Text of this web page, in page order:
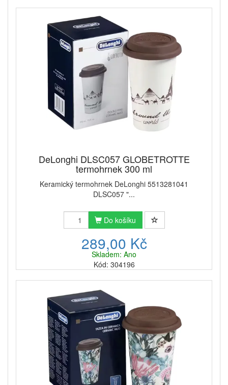
DeLonghi DLSC057 GLOBETROTTE
termohrnek 300 ml
Keramický termohrnek DeLonghi 5513281041
DLSC057 "...
Do košíku
289,00 Kč
Skladem: Ano
Kód: 304196